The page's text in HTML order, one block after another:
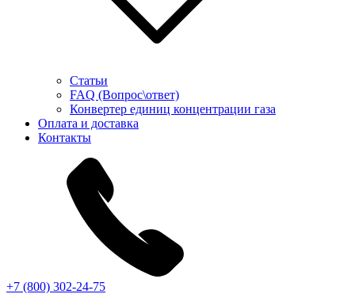
Статьи
FAQ (Вопрос\ответ)
Конвертер единиц концентрации газа
Оплата и доставка
Контакты
+7 (800) 302-24-75